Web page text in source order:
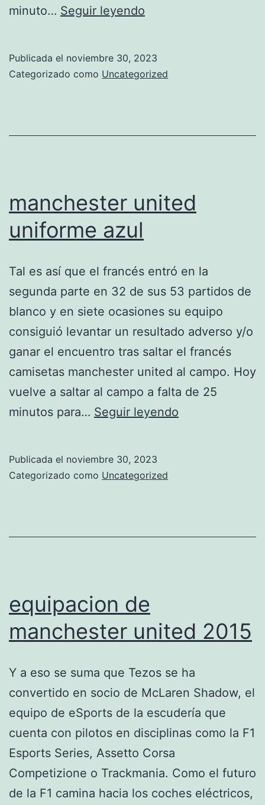
minuto… Seguir leyendo
united
Publicada el noviembre 30, 2023
Categorizado como Uncategorized
manchester united
uniforme azul
Tal es así que el francés entró en la
segunda parte en 32 de sus 53 partidos de
blanco y en siete ocasiones su equipo
consiguió levantar un resultado adverso y/o
ganar el encuentro tras saltar el francés
camisetas manchester united al campo. Hoy
vuelve a saltar al campo a falta de 25
minutos para… Seguir leyendo
Publicada el noviembre 30, 2023
Categorizado como Uncategorized
equipacion de
manchester united 2015
Y a eso se suma que Tezos se ha
convertido en socio de McLaren Shadow, el
equipo de eSports de la escudería que
cuenta con pilotos en disciplinas como la F1
Esports Series, Assetto Corsa
Competizione o Trackmania. Como el futuro
de la F1 camina hacia los coches eléctricos,